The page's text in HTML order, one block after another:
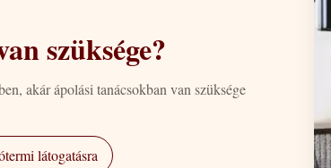
szüksége?
akár ápolási tanácsokban van szüksége
látogatásra